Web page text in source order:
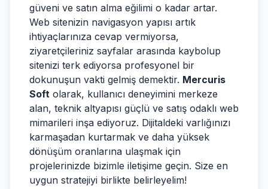
güveni ve satın alma eğilimi o kadar artar.
Web sitenizin navigasyon yapısı artık
ihtiyaçlarınıza cevap vermiyorsa,
ziyaretçileriniz sayfalar arasında kaybolup
sitenizi terk ediyorsa profesyonel bir
dokunuşun vakti gelmiş demektir. Mercuris
Soft olarak, kullanıcı deneyimini merkeze
alan, teknik altyapısı güçlü ve satış odaklı web
mimarileri inşa ediyoruz. Dijitaldeki varlığınızı
karmaşadan kurtarmak ve daha yüksek
dönüşüm oranlarına ulaşmak için
projelerinizde bizimle iletişime geçin. Size en
uygun stratejiyi birlikte belirleyelim!